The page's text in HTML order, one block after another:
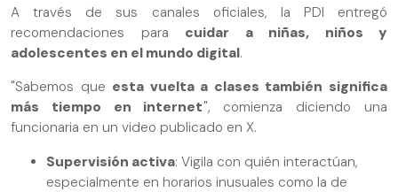
A través de sus canales oficiales, la PDI entregó
recomendaciones para cuidar a niñas, niños y
adolescentes en el mundo digital.
"Sabemos que esta vuelta a clases también significa
más tiempo en internet", comienza diciendo una
funcionaria en un video publicado en X.
Supervisión activa: Vigila con quién interactúan,
especialmente en horarios inusuales como la de